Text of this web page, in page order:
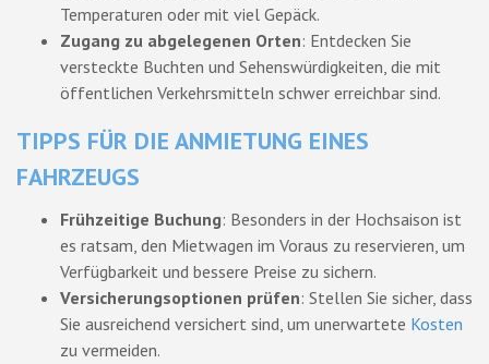
Temperaturen oder mit viel Gepäck.
Zugang zu abgelegenen Orten: Entdecken Sie
versteckte Buchten und Sehenswürdigkeiten, die mit
öffentlichen Verkehrsmitteln schwer erreichbar sind.
TIPPS FÜR DIE ANMIETUNG EINES
FAHRZEUGS
Frühzeitige Buchung: Besonders in der Hochsaison ist
es ratsam, den Mietwagen im Voraus zu reservieren, um
Verfügbarkeit und bessere Preise zu sichern.
Versicherungsoptionen prüfen: Stellen Sie sicher, dass
Sie ausreichend versichert sind, um unerwartete Kosten
zu vermeiden.